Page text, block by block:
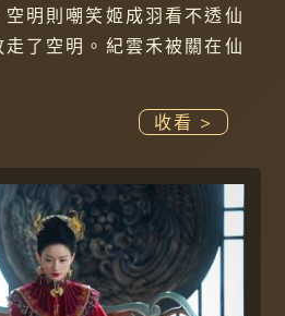
明則嘲笑姬成羽看不透仙
了空明。紀雲禾被關在仙
收看 >